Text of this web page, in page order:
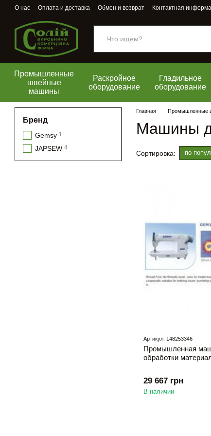
Перейти к основному контенту
О нас Оплата и доставка Обмен и возврат Контактная
Промышленные
швейные
машины
Раскройное
оборудование
Гладильное
оборудование
Главная Промышленные
Машины
Сортировка: по
Артикул: 148253346
Промышленная
обработки
29 667 грн
В наличии
Бренд
Gemsy 1
JAPSEW 4